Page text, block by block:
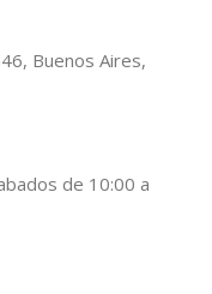
Buenos Aires,
de 10:00 a